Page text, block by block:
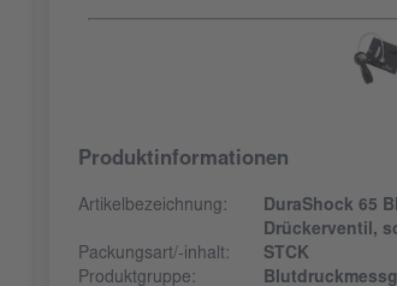
Produktinformationen
Artikelbezeichnung:
DuraShock 65
Drückerventil,
Packungsart/-inhalt:
STCK
Produktgruppe: